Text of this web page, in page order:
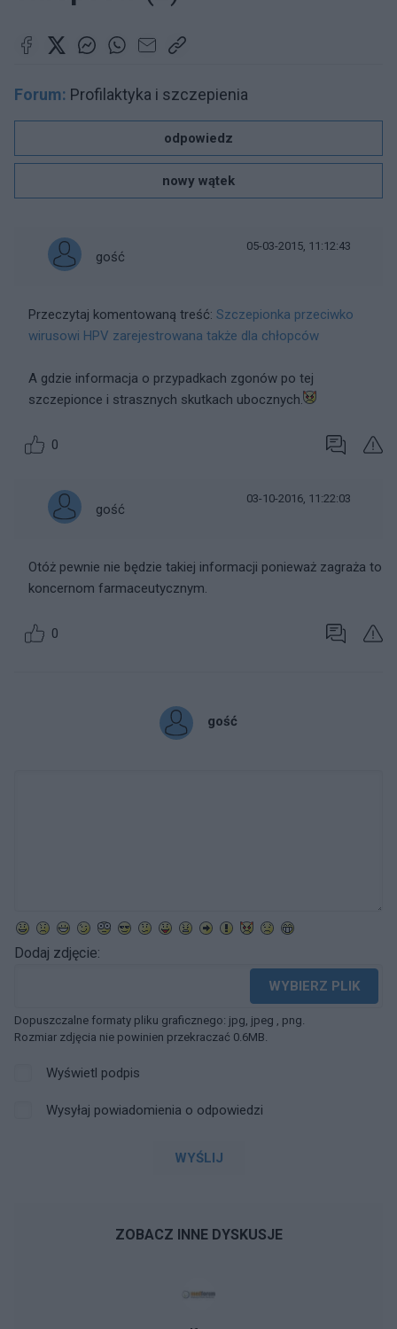
Forum: Profilaktyka i szczepienia
odpowiedz
nowy wątek
gość
05-03-2015, 11:12:43
Przeczytaj komentowaną treść: Szczepionka przeciwko
wirusowi HPV zarejestrowana także dla chłopców
A gdzie informacja o przypadkach zgonów po tej
szczepionce i strasznych skutkach ubocznych.
0
gość
03-10-2016, 11:22:03
Otóż pewnie nie będzie takiej informacji ponieważ zagraża to
koncernom farmaceutycznym.
0
gość
Dodaj zdjęcie:
WYBIERZ PLIK
Dopuszczalne formaty pliku graficznego: jpg, jpeg , png.
Rozmiar zdjęcia nie powinien przekraczać 0.6MB.
Wyświetl podpis
Wysyłaj powiadomienia o odpowiedzi
WYŚLIJ
ZOBACZ INNE DYSKUSJE